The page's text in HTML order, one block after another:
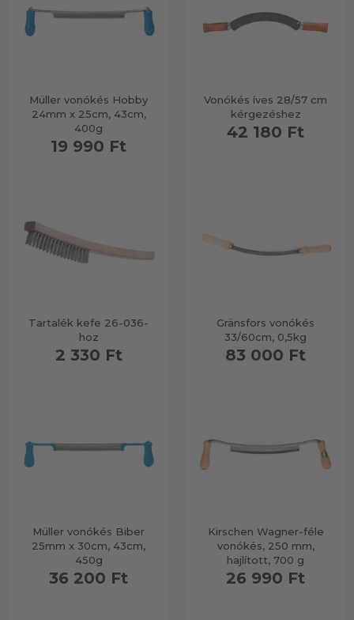
Müller vonókés Hobby
24mm x 25cm, 43cm,
400g
19 990 Ft
Vonókés íves 28/57 cm
kérgezéshez
42 180 Ft
Tartalék kefe 26-036-
hoz
2 330 Ft
Gränsfors vonókés
33/60cm, 0,5kg
83 000 Ft
Müller vonókés Biber
25mm x 30cm, 43cm,
450g
36 200 Ft
Kirschen Wagner-féle
vonókés, 250 mm,
hajlított, 700 g
26 990 Ft